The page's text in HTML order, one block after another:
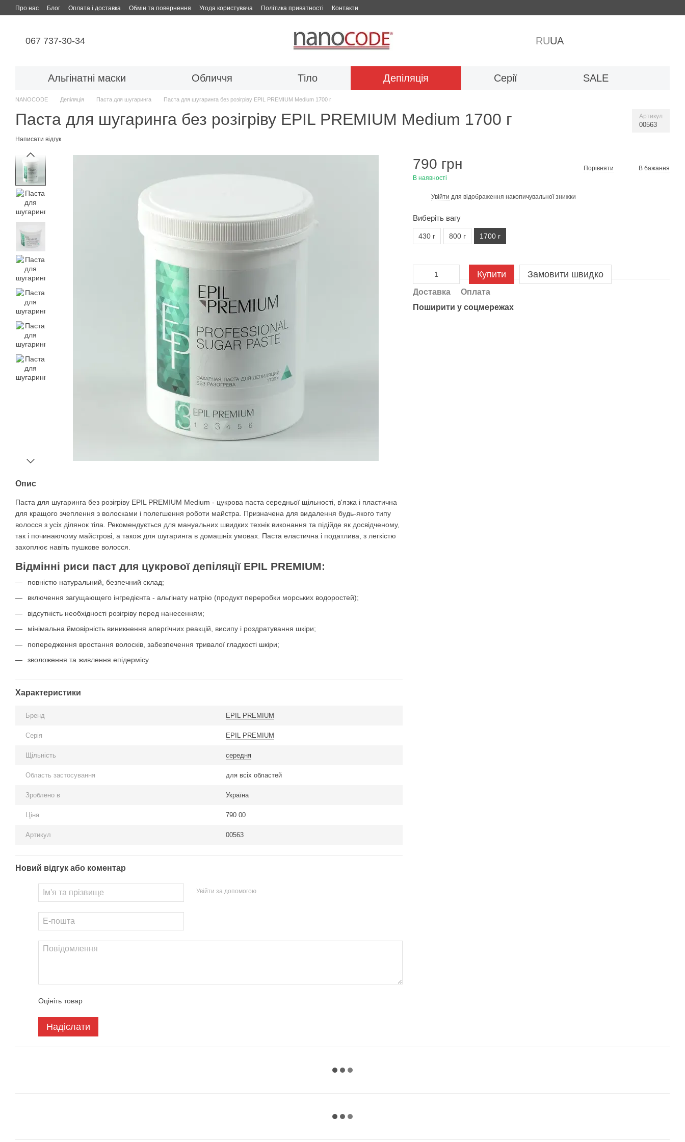
Перейти до основного контенту
Про нас Блог Оплата і доставка Обмін та повернення Угода користувача Політика приватності Контакти
067 737-30-34 RUUA
Альгінатні маски Обличчя Тіло Депіляція Серії SALE
NANOCODE Депіляція Паста для шугаринга Паста для шугаринга без розігріву EPIL PREMIUM Medium 1700 г
Паста для шугаринга без розігріву EPIL PREMIUM Medium 1700 г Артикул
00563
Написати відгук
Опис
Паста для шугаринга без розігріву EPIL PREMIUM Medium - цукрова паста середньої щільності, в'язка і пластична
для кращого зчеплення з волосками і полегшення роботи майстра. Призначена для видалення будь-якого типу
волосся з усіх ділянок тіла. Рекомендується для мануальних швидких технік виконання та підійде як досвідченому,
так і починаючому майстрові, а також для шугаринга в домашніх умовах. Паста еластична і податлива, з легкістю
захоплює навіть пушкове волосся.
Відмінні риси паст для цукрової депіляції EPIL PREMIUM:
повністю натуральний, безпечний склад;
включення загущающего інгредієнта - альгінату натрію (продукт переробки морських водоростей);
відсутність необхідності розігріву перед нанесенням;
мінімальна ймовірність виникнення алергічних реакцій, висипу і роздратування шкіри;
попередження вростання волосків, забезпечення тривалої гладкості шкіри;
зволоження та живлення епідермісу.
Характеристики
Бренд EPIL PREMIUM
Серія EPIL PREMIUM
Щільність середня
Область застосування для всіх областей
Зроблено в Україна
Ціна 790.00
Артикул 00563
Новий відгук або коментар
Увійти за допомогою
Оцініть товар
Надіслати
790 грн
В наявності
Порівняти В бажання
Увійти для відображення накопичувальної знижки
Виберіть вагу
430 г 800 г 1700 г
Купити Замовити швидко
Доставка
Оплата
Поширити у соцмережах